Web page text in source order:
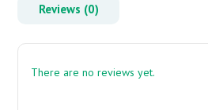
Reviews (0)
There are no reviews yet.